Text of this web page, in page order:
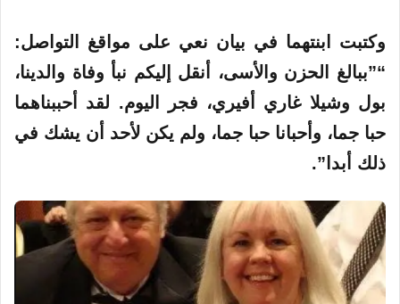
وكتبت ابنتهما في بيان نعي على مواقغ التواصل:
“”ببالغ الحزن والأسى، أنقل إليكم نبأ وفاة والدينا،
بول وشيلا غاري أفيري، فجر اليوم. لقد أحببناهما
حبا جما، وأحبانا حبا جما، ولم يكن لأحد أن يشك في
ذلك أبدا”.